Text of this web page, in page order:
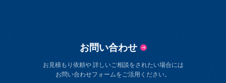
お問い合わせ
お見積もり依頼や 詳しいご相談をされたい場合には
お問い合わせフォームをご活用ください。